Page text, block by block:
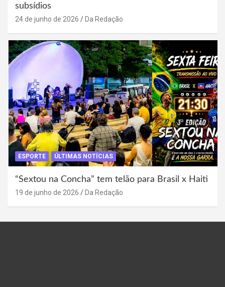
subsídios
24 de junho de 2026 Da Redação
ESPORTE ÚLTIMAS NOTÍCIAS
“Sextou na Concha” tem telão para Brasil x Haiti
19 de junho de 2026 Da Redação